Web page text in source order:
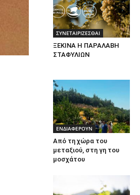
ΣΥΝΕΤΑΙΡΙΖΕΣΘΑΙ
ΞΕΚΙΝΑ Η ΠΑΡΑΛΑΒΗ
ΣΤΑΦΥΛΙΩΝ
ΕΝΔΙΑΦΕΡΟΥΝ
Από τη χώρα του
μεταξιού, στη γη του
μοσχάτου